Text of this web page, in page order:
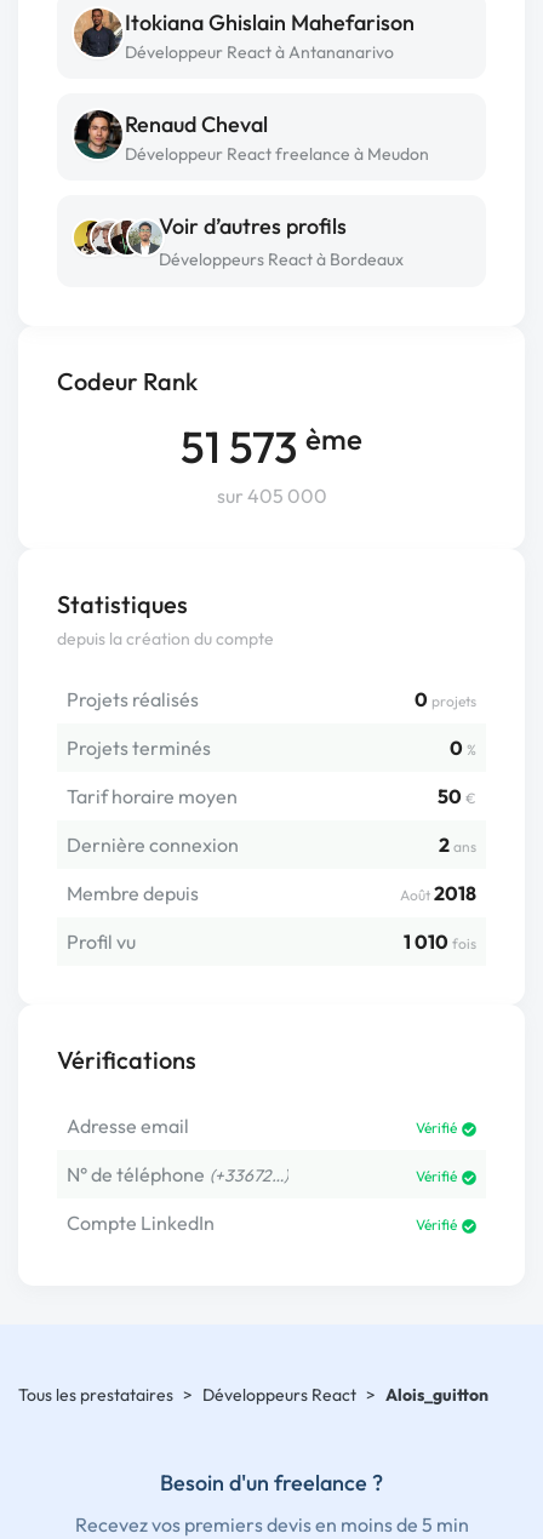
Codeur Rank
51 573 ème
sur 405 000
Statistiques
depuis la création du compte
Projets réalisés 0 projets
Projets terminés 0 %
Tarif horaire moyen 50 €
Dernière connexion 2 ans
Membre depuis Août 2018
Profil vu
1 010 fois
Vérifications
Adresse email Vérifié
N° de téléphone (+33672…) Vérifié
Compte LinkedIn Vérifié
Itokiana Ghislain Mahefarison
Développeur React à Antananarivo
Renaud Cheval
Développeur React freelance à Meudon
Voir d’autres profils
Développeurs React à Bordeaux
Tous les prestataires > Développeurs React > Alois_guitton
Besoin d'un freelance ?
Recevez vos premiers devis en moins de 5 min